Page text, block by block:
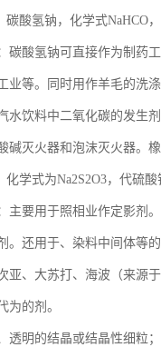
碳酸氢钠，化学式NaHCO，
碳酸氢钠可直接作为制药
业等。同时用作羊毛的洗
水饮料中二氧化碳的发生
碱灭火器和泡沫灭火器。
化学式为Na2S2O3，代硫
主要用于照相业作定影剂
。还用于、染料中间体等
亚、大苏打、海波（来源
为的剂。
透明的结晶或结晶性细粒